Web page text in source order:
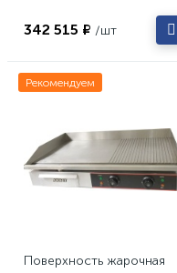
342 515 ₽ /шт
Рекомендуем
Поверхность жарочная